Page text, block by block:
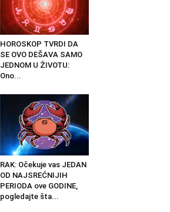
HOROSKOP TVRDI DA
SE OVO DEŠAVA SAMO
JEDNOM U ŽIVOTU:
Ono...
RAK: Očekuje vas JEDAN
OD NAJSREĆNIJIH
PERIODA ove GODINE,
pogledajte šta...